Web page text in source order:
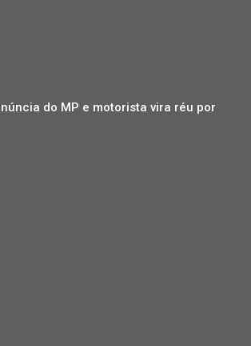
do MP e motorista vira réu por